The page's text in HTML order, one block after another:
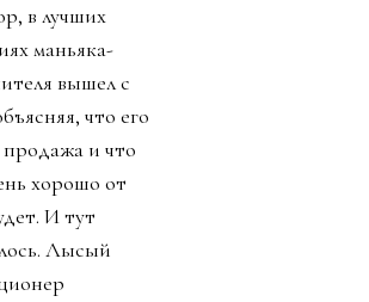
в лучших
маньяка-
вышел с
что его
продажа и что
хорошо от
И тут
Лысый